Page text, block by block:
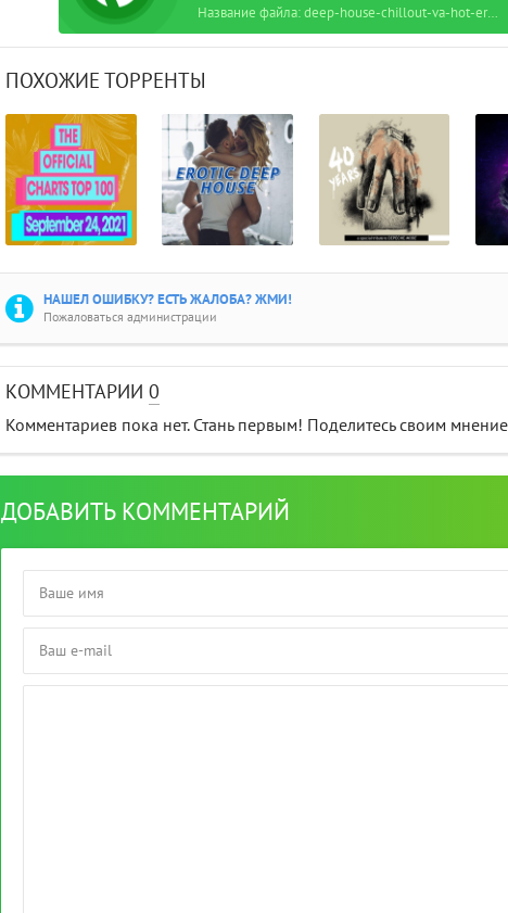
Название файла: deep-house-chillout-va-hot-erotic-chillout-2021-mp3-320-kbps.torrent
ПОХОЖИЕ ТОРРЕНТЫ
НАШЕЛ ОШИБКУ? ЕСТЬ ЖАЛОБА? ЖМИ!
Пожаловаться администрации
КОММЕНТАРИИ 0
Комментариев пока нет. Стань первым! Поделитесь своим
ДОБАВИТЬ КОММЕНТАРИЙ